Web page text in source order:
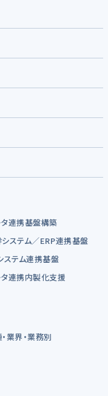
連携基盤構築
ステム／ERP連携基盤
ステム連携基盤
連携内製化支援
業界・業務別